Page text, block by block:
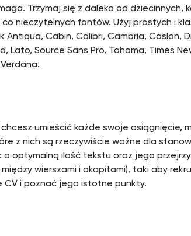
Trzymaj się z daleka od dziecinnych,
nieczytelnych fontów. Użyj prostych i
Antiqua, Cabin, Calibri, Cambria, Caslon,
Lato, Source Sans Pro, Tahoma, Times
chcesz umieścić każde swoje osiągnięcie,
z nich są rzeczywiście ważne dla
o optymalną ilość tekstu oraz jego
wierszami i akapitami), taki aby
CV i poznać jego istotne punkty.